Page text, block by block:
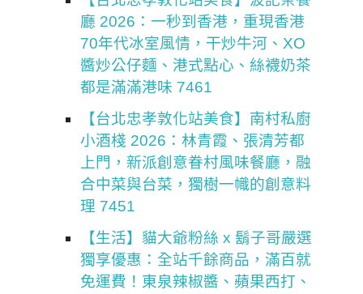
廳 2026：一秒到香港，重現香港
70年代冰室風情，干炒牛河、XO
醬炒公仔麵、港式點心、絲襪奶茶
都是滿滿港味 7461
【台北忠孝敦化站美食】南村私廚
小酒棧 2026：林青霞、張清芳都
上門，新派創意眷村風味餐廳，融
合中菜與台菜，獨樹一幟的創意料
理 7451
【生活】貓大爺粉絲 x 鬍子哥嚴選
獨享優惠：全站千餘商品，滿百就
免運費！東泉辣椒醬、蘋果西打、